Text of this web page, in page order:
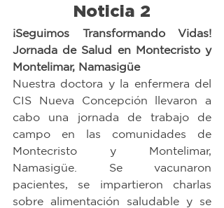
Noticia 2
¡Seguimos Transformando Vidas!
Jornada de Salud en Montecristo y
Montelimar, Namasigüe
Nuestra doctora y la enfermera del
CIS Nueva Concepción llevaron a
cabo una jornada de trabajo de
campo en las comunidades de
Montecristo y Montelimar,
Namasigüe. Se vacunaron
pacientes, se impartieron charlas
sobre alimentación saludable y se